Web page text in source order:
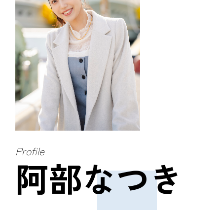
Profile
阿部なつき